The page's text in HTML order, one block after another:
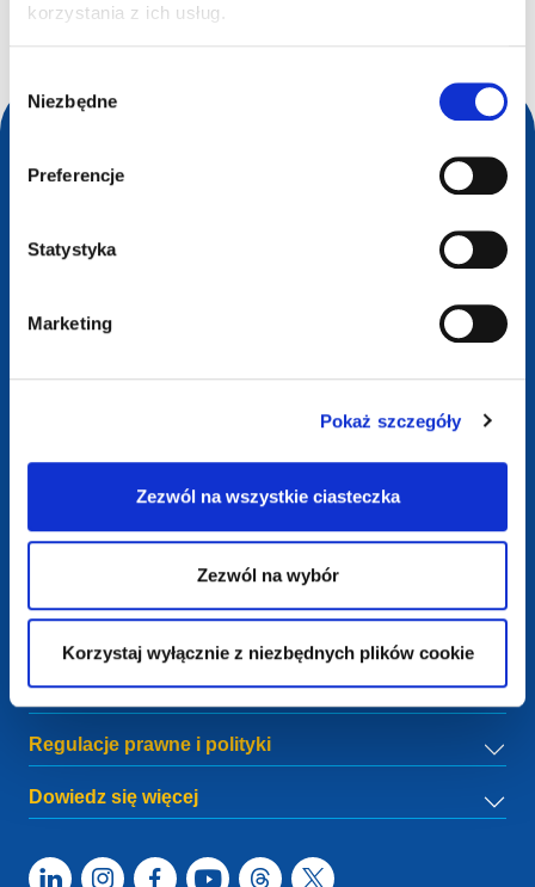
korzystania z ich usług.
zgody
Niezbędne
Preferencje
Statystyka
Marketing
Pokaż szczegóły
Zezwól na wszystkie ciasteczka
Zezwól na wybór
Korzystaj wyłącznie z niezbędnych plików cookie
European Registry for Internet Domains vzw (EURid)
Telecomlaan 9/7
, Belgium
RPR Brussel – VAT BE 0864.240.405
+32 2 401 27 50
Wsparcie ogólne: info@eurid.eu
Zapytania prasowe:
Menu
Regulacje prawne i polityki
Dowiedz się więcej